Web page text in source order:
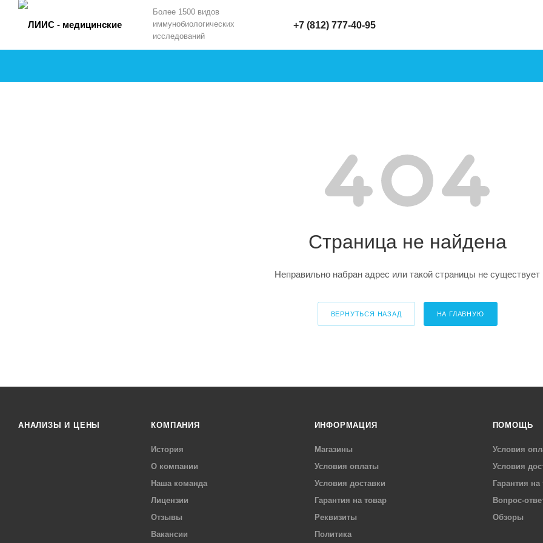
Более 1500 видов
иммунобиологических
исследований
+7 (812) 777-40-95
Страница не найдена
Неправильно набран адрес или такой страницы не существует
ВЕРНУТЬСЯ НАЗАД НА ГЛАВНУЮ
АНАЛИЗЫ И ЦЕНЫ КОМПАНИЯ
История
О компании
Наша команда
Лицензии
Отзывы
Вакансии
ИНФОРМАЦИЯ
Магазины
Условия оплаты
Условия доставки
Гарантия на товар
Реквизиты
Политика
ПОМОЩЬ
Условия
Условия
Гарантия на
Вопрос-
Обзоры